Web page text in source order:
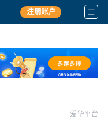
注册账户
爱华平台